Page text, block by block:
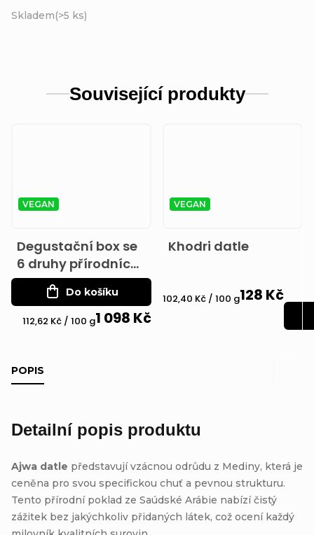
Skladem(>5 ks)
Související produkty
VEGAN
Degustační box se
6 druhy přírodních
datlí
1 098 Kč
Měrná
112,62 Kč / 100 g
Do košíku
VEGAN
Khodri datle
128 Kč
Měrná
102,40 Kč / 100 g
POPIS
Detailní popis produktu
Ajwa datle představují vzácnou odrůdu z Mediny, která je
ceněna pro svou specifickou chuť a pevnou strukturu.
Tento přírodní poklad ze Saúdské Arábie nabízí čistý
zážitek bez jakýchkoliv přidaných látek, což ocení každý